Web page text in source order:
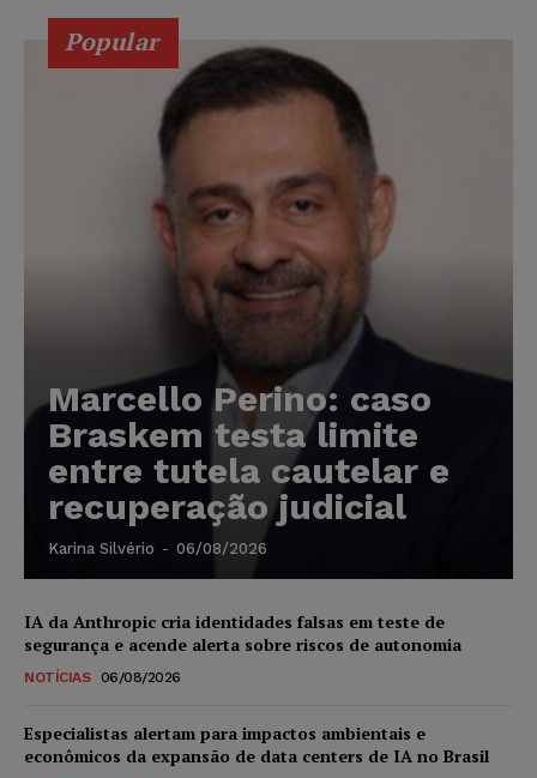
Popular
Marcello Perino: caso
Braskem testa limite
entre tutela cautelar e
recuperação judicial
Karina Silvério - 06/08/2026
IA da Anthropic cria identidades falsas em teste de
segurança e acende alerta sobre riscos de autonomia
NOTÍCIAS 06/08/2026
Especialistas alertam para impactos ambientais e
econômicos da expansão de data centers de IA no Brasil